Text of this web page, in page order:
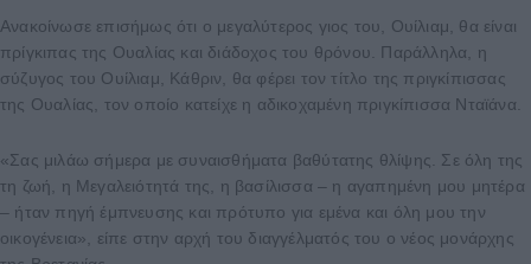
Ανακοίνωσε επισήμως ότι ο μεγαλύτερος γιος του, Ουίλιαμ, θα είναι
πρίγκιπας της Ουαλίας και διάδοχος του θρόνου. Παράλληλα, η
σύζυγος του Ουίλιαμ, Κάθριν, θα φέρει τον τίτλο της πριγκίπισσας
της Ουαλίας, τον οποίο κατείχε η αδικοχαμένη πριγκίπισσα Νταϊάνα.
«Σας μιλάω σήμερα με συναισθήματα βαθύτατης θλίψης. Σε όλη της
τη ζωή, η Μεγαλειότητά της, η βασίλισσα – η αγαπημένη μου μητέρα
– ήταν πηγή έμπνευσης και πρότυπο για εμένα και όλη μου την
οικογένεια», είπε στην αρχή του διαγγέλματός του ο νέος μονάρχης